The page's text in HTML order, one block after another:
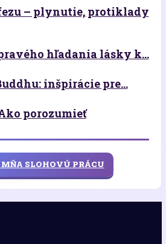
– plynutie, protiklady
hľadania lásky k...
inšpirácie pre...
porozumieť
SLOHOVÚ PRÁCU